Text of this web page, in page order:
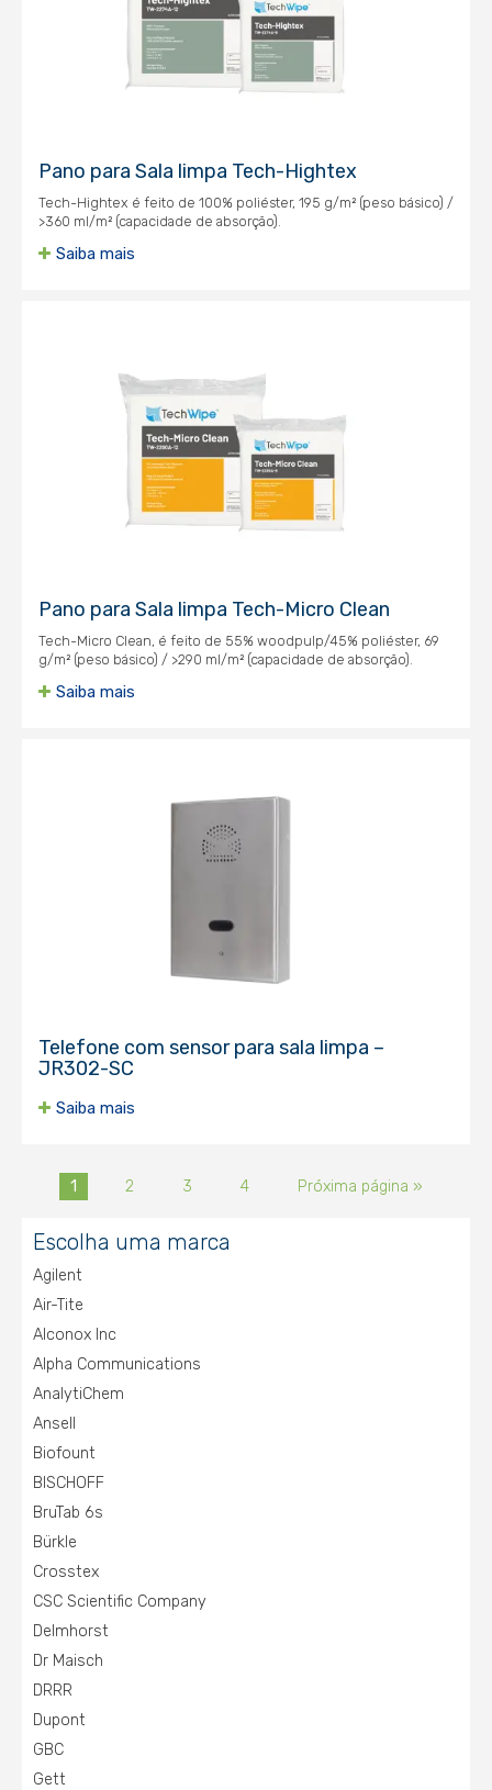
Pano para Sala limpa Tech-Hightex
Tech-Hightex é feito de 100% poliéster, 195 g/m² (peso básico) /
>360 ml/m² (capacidade de absorção).
Saiba mais
Pano para Sala limpa Tech-Micro Clean
Tech-Micro Clean, é feito de 55% woodpulp/45% poliéster, 69
g/m² (peso básico) / >290 ml/m² (capacidade de absorção).
Saiba mais
Telefone com sensor para sala limpa –
JR302-SC
Saiba mais
1 2 3 4 Próxima página »
Escolha uma marca
Agilent
Air-Tite
Alconox Inc
Alpha Communications
AnalytiChem
Ansell
Biofount
BISCHOFF
BruTab 6s
Bürkle
Crosstex
CSC Scientific Company
Delmhorst
Dr Maisch
DRRR
Dupont
GBC
Gett